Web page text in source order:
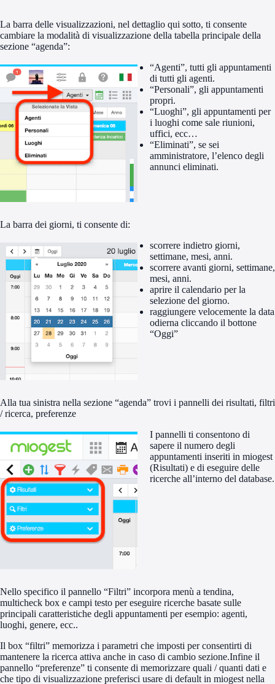
La barra delle visualizzazioni, nel dettaglio qui sotto, ti consente
cambiare la modalità di visualizzazione della tabella principale della
sezione “agenda”:
“Agenti”, tutti gli appuntamenti
di tutti gli agenti.
“Personali”, gli appuntamenti
propri.
“Luoghi”, gli appuntamenti per
i luoghi come sale riunioni,
uffici, ecc…
“Eliminati”, se sei
amministratore, l’elenco degli
annunci eliminati.
La barra dei giorni, ti consente di:
scorrere indietro giorni,
settimane, mesi, anni.
scorrere avanti giorni, settimane,
mesi, anni.
aprire il calendario per la
selezione del giorno.
raggiungere velocemente la data
odierna cliccando il bottone
“Oggi”
Alla tua sinistra nella sezione “agenda” trovi i pannelli dei risultati, filtri
/ ricerca, preferenze
I pannelli ti consentono di
sapere il numero degli
appuntamenti inseriti in miogest
(Risultati) e di eseguire delle
ricerche all’interno del database.
Nello specifico il pannello “Filtri” incorpora menù a tendina,
multicheck box e campi testo per eseguire ricerche basate sulle
principali caratteristiche degli appuntamenti per esempio: agenti,
luoghi, genere, ecc..
Il box “filtri” memorizza i parametri che imposti per consentirti di
mantenere la ricerca attiva anche in caso di cambio sezione.Infine il
pannello “preferenze” ti consente di memorizzare quali / quanti dati e
che tipo di visualizzazione preferisci usare di default in miogest nella